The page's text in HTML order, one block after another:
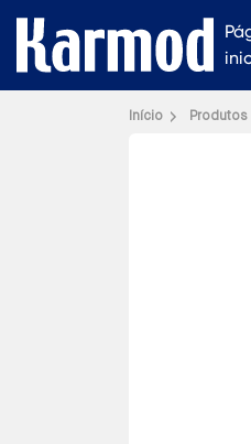
Início Produtos